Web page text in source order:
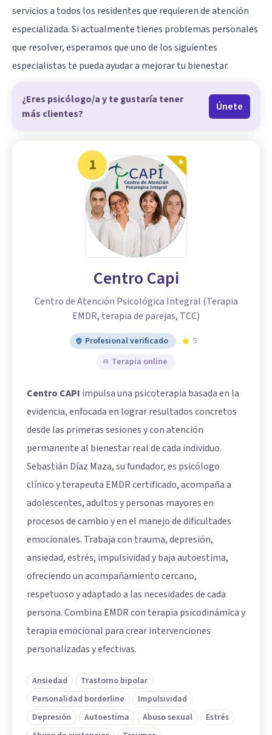
servicios a todos los residentes que requieren de atención
especializada. Si actualmente tienes problemas personales
que resolver, esperamos que uno de los siguientes
especialistas te pueda ayudar a mejorar tu bienestar.
¿Eres psicólogo/a y te gustaría tener
más clientes?
Únete
1
Centro Capi
Centro de Atención Psicológica Integral (Terapia
EMDR, terapia de parejas, TCC)
Profesional verificado
5
Terapia online
Centro CAPI impulsa una psicoterapia basada en la
evidencia, enfocada en lograr resultados concretos
desde las primeras sesiones y con atención
permanente al bienestar real de cada individuo.
Sebastián Díaz Maza, su fundador, es psicólogo
clínico y terapeuta EMDR certificado, acompaña a
adolescentes, adultos y personas mayores en
procesos de cambio y en el manejo de dificultades
emocionales. Trabaja con trauma, depresión,
ansiedad, estrés, impulsividad y baja autoestima,
ofreciendo un acompañamiento cercano,
respetuoso y adaptado a las necesidades de cada
persona. Combina EMDR con terapia psicodinámica y
terapia emocional para crear intervenciones
personalizadas y efectivas.
Ansiedad
Trastorno bipolar
Personalidad borderline
Impulsividad
Depresión
Autoestima Abuso sexual
Estrés